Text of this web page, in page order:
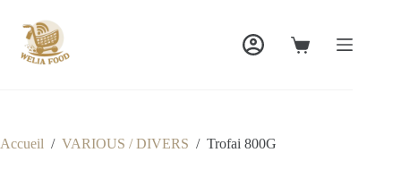
contenu
Panier
Accueil / VARIOUS / DIVERS / Trofai 800G